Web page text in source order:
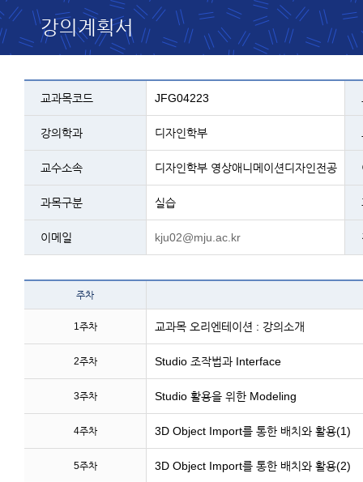
강의계획서
교과목코드 JFG04223
강의학과 디자인학부
교수소속 디자인학부 영상애니메이션디자인전공
과목구분 실습
이메일 kju02@mju.ac.kr
주차
1주차 교과목 오리엔테이션 : 강의소개
2주차 Studio 조작법과 Interface
3주차 Studio 활용을 위한 Modeling
4주차 3D Object Import를 통한 배치와 활용(1)
5주차 3D Object Import를 통한 배치와 활용(2)